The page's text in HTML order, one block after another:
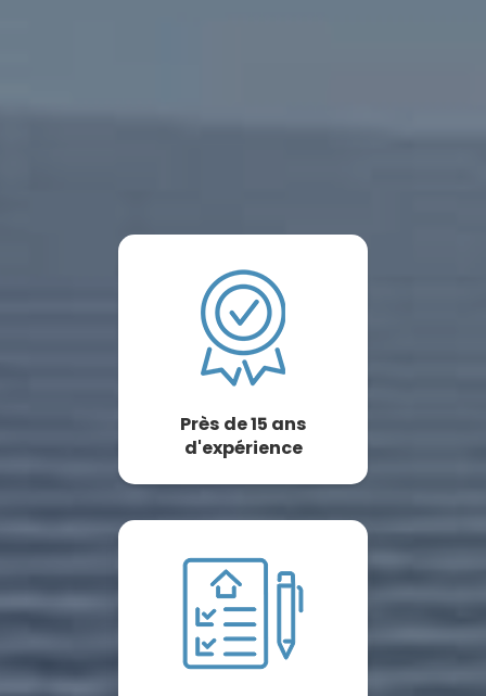
Près de 15 ans
d'expérience